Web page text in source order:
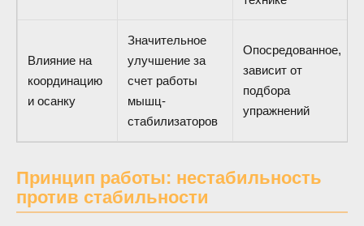
Влияние на
координацию
и осанку
Значительное
улучшение за
счет работы
мышц-
стабилизаторов
Опосредованное,
зависит от
подбора
упражнений
Принцип работы: нестабильность
против стабильности